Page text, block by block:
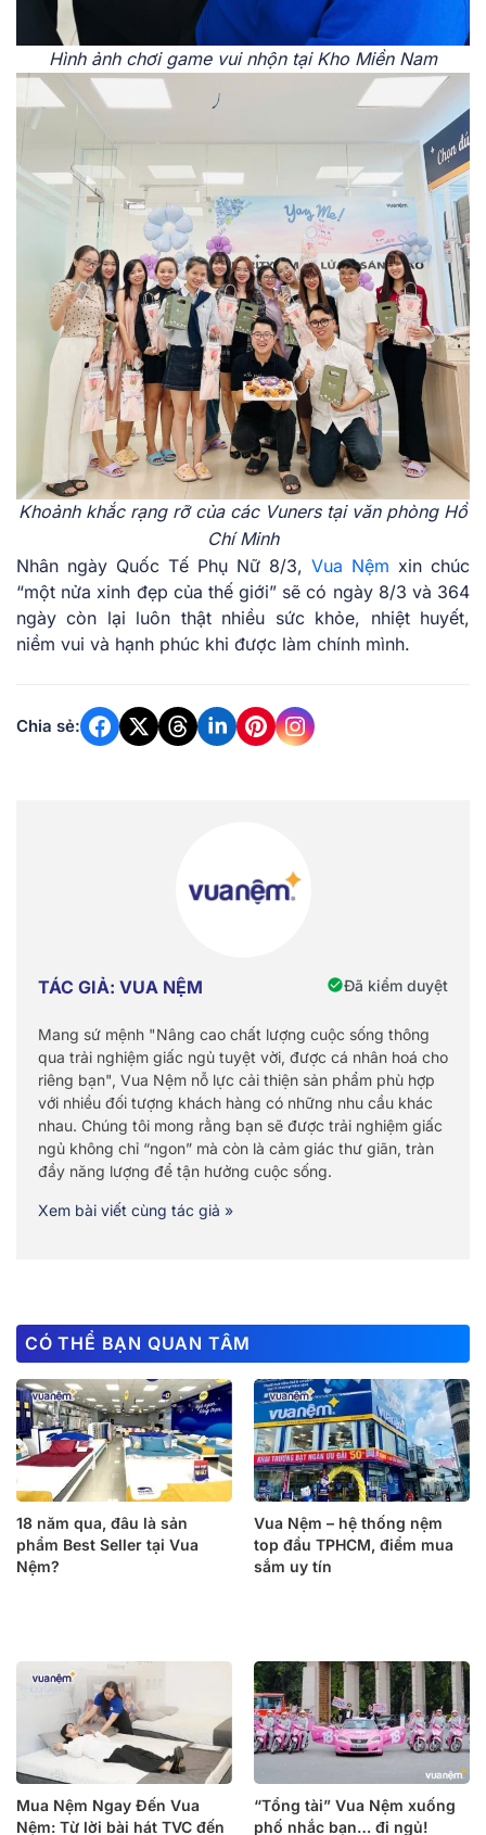
Hình ảnh chơi game vui nhộn tại Kho Miền Nam
Khoảnh khắc rạng rỡ của các Vuners tại văn phòng Hồ
Chí Minh
Nhân ngày Quốc Tế Phụ Nữ 8/3, Vua Nệm xin chúc
“một nửa xinh đẹp của thế giới” sẽ có ngày 8/3 và 364
ngày còn lại luôn thật nhiều sức khỏe, nhiệt huyết,
niềm vui và hạnh phúc khi được làm chính mình.
Chia sẻ:
TÁC GIẢ: VUA NỆM Đã kiểm duyệt
Mang sứ mệnh "Nâng cao chất lượng cuộc sống thông
qua trải nghiệm giấc ngủ tuyệt vời, được cá nhân hoá cho
riêng bạn", Vua Nệm nỗ lực cải thiện sản phẩm phù hợp
với nhiều đối tượng khách hàng có những nhu cầu khác
nhau. Chúng tôi mong rằng bạn sẽ được trải nghiệm giấc
ngủ không chỉ “ngon” mà còn là cảm giác thư giãn, tràn
đầy năng lượng để tận hưởng cuộc sống.
Xem bài viết cùng tác giả »
CÓ THỂ BẠN QUAN TÂM
18 năm qua, đâu là sản
phẩm Best Seller tại Vua
Nệm?
Vua Nệm – hệ thống nệm
top đầu TPHCM, điểm mua
sắm uy tín
Mua Nệm Ngay Đến Vua
Nệm: Từ lời bài hát TVC đến
“Tổng tài” Vua Nệm xuống
phố nhắc bạn… đi ngủ!